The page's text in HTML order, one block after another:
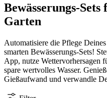
Bewässerungs-
Garten
Automatisiere die Pflege
smarten Bewässerungs-Sets!
App, nutze Wettervorhersagen
spare wertvolles Wasser.
Gießaufwand und verwandle